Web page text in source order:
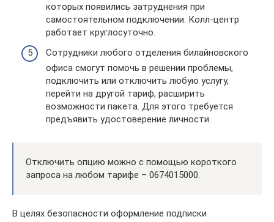
которых появились затруднения при
самостоятельном подключении. Колл-центр
работает круглосуточно.
Сотрудники любого отделения билайновского
офиса смогут помочь в решении проблемы,
подключить или отключить любую услугу,
перейти на другой тариф, расширить
возможности пакета. Для этого требуется
предъявить удостоверение личности.
Отключить опцию можно с помощью короткого
запроса на любом тарифе – 0674015000.
В целях безопасности оформление подписки